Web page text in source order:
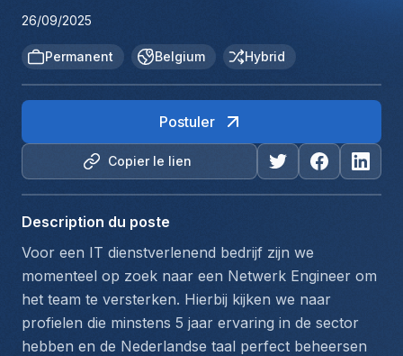
26/09/2025
Permanent Belgium Hybrid
Copier le lien
Postuler
Description du poste
Voor een IT dienstverlenend bedrijf zijn we
momenteel op zoek naar een Netwerk Engineer om
het team te versterken. Hierbij kijken we naar
profielen die minstens 5 jaar ervaring in de sector
hebben en de Nederlandse taal perfect beheersen